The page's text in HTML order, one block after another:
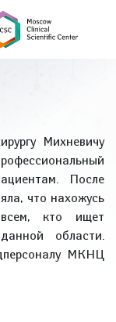
Михневичу
После
что нахожусь
кто ищет
области.
МКНЦ